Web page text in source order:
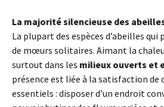
La majorité silencieuse des
La plupart des espèces d’abeilles
de mœurs solitaires. Aimant la
surtout dans les milieux ouverts et
présence est liée à la satisfaction de
essentiels : disposer d’un endroit